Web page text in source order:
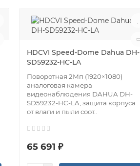
HDCVI Speed-Dome Dahua DH-
SD59232-HC-LA
Поворотная 2Мп (1920×1080)
аналоговая камера
видеонаблюдения DAHUA DH-
SD59232-HC-LA, защита корпуса
от влаги и пыли соот..
65 691 ₽